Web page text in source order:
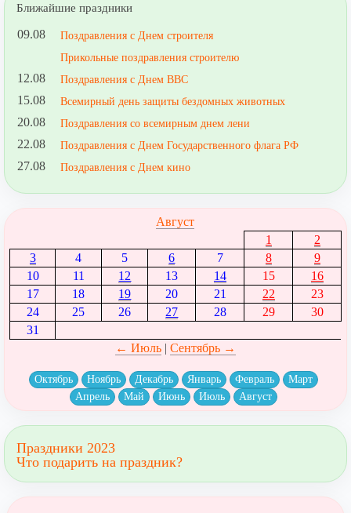
Ближайшие праздники
09.08
Поздравления с Днем строителя
Прикольные поздравления строителю
12.08 Поздравления с Днем ВВС
15.08 Всемирный день защиты бездомных животных
20.08 Поздравления со всемирным днем лени
22.08 Поздравления с Днем Государственного флага РФ
27.08 Поздравления с Днем кино
Август
1
2
3
4 5 6 7 8
9
10
11 12 13 14 15
16
17
18 19 20 21 22
23
24
25 26 27 28 29
30
31
← Июль| Сентябрь →
Октябрь Ноябрь Декабрь Январь Февраль
Март
Апрель
Май Июнь Июль Август
Праздники 2023
Что подарить на праздник?